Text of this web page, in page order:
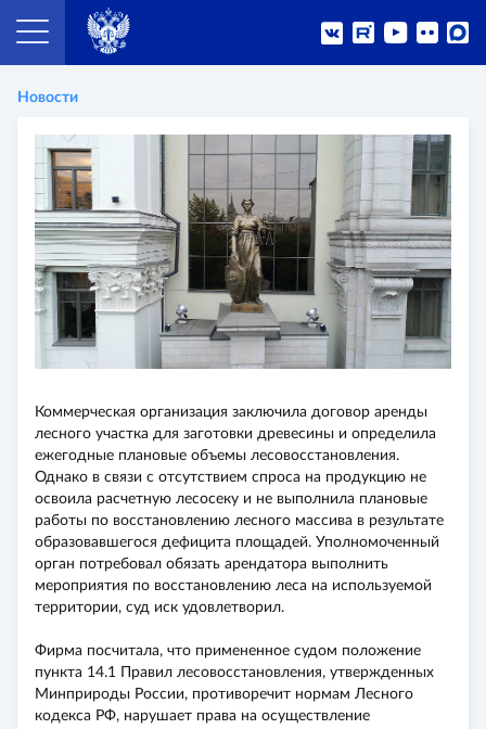
Новости
Коммерческая организация заключила договор аренды
лесного участка для заготовки древесины и определила
ежегодные плановые объемы лесовосстановления.
Однако в связи с отсутствием спроса на продукцию не
освоила расчетную лесосеку и не выполнила плановые
работы по восстановлению лесного массива в результате
образовавшегося дефицита площадей. Уполномоченный
орган потребовал обязать арендатора выполнить
мероприятия по восстановлению леса на используемой
территории, суд иск удовлетворил.
Фирма посчитала, что примененное судом положение
пункта 14.1 Правил лесовосстановления, утвержденных
Минприроды России, противоречит нормам Лесного
кодекса РФ, нарушает права на осуществление